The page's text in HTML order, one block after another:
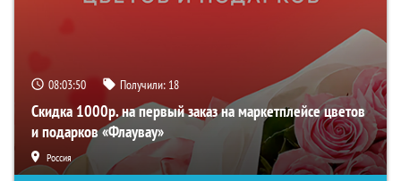
08:03:49 Получили: 18
Скидка 1000р. на первый заказ на маркетплейсе цветов
и подарков «Флаувау»
Россия